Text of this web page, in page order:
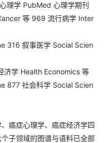
理学 PubMed 心理学期刊
等 969 流行病学 Inter
316 叙事医学 Social Scien
济学 Health Economics 等
877 社会科学 Social Scien
癌症心理学、癌症经济学四
子领域的图谱与语料已全部